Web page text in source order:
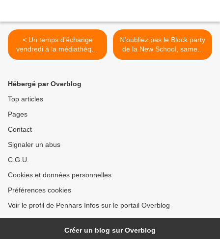
< Un temps d'échange
vendredi à la médiathèque
de Penhars
N'oubliez pas le Block party
de la New School, samedi
prochain 13h30, place
Hébergé par Overblog
Top articles
Pages
Contact
Signaler un abus
C.G.U.
Cookies et données personnelles
Préférences cookies
Voir le profil de Penhars Infos sur le portail Overblog
Créer un blog sur Overblog